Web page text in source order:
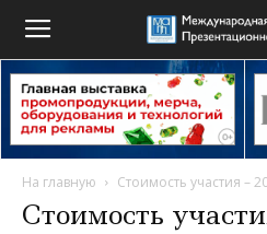
На главную Стоимость участия –
Стоимость